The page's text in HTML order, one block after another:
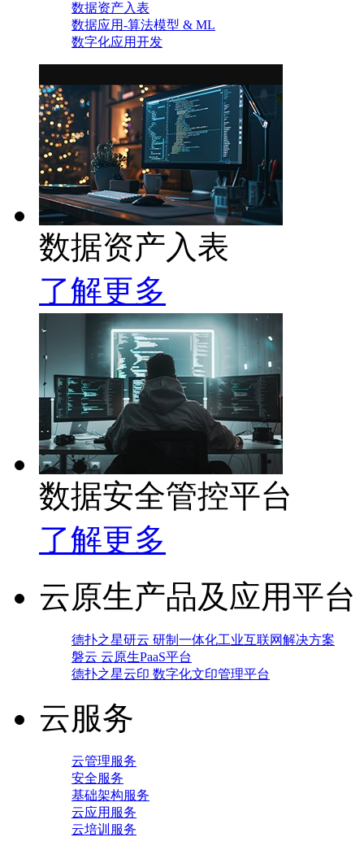
数据资产入表
数据应用-算法模型 & ML
数字化应用开发
数据资产入表
了解更多
数据安全管控平台
了解更多
云原生产品及应用平台
德扑之星研云 研制一体化工业互联网解决方案
磐云 云原生PaaS平台
德扑之星云印 数字化文印管理平台
云服务
云管理服务
安全服务
基础架构服务
云应用服务
云培训服务